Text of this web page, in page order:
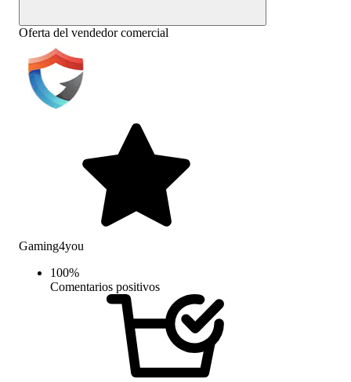
Oferta del vendedor comercial
Gaming4you
100%
Comentarios positivos